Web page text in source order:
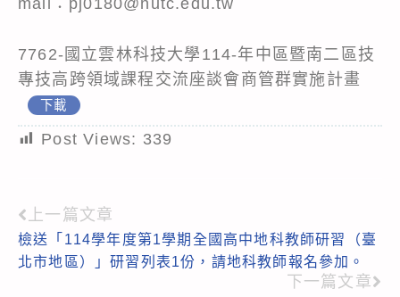
7762-國立雲林科技大學114-年中區暨南二區技
專技高跨領域課程交流座談會商管群實施計畫
下載
Post Views: 339
Read
more
上一篇文章
檢送「114學年度第1學期全國高中地科教師研習（臺
北市地區）」研習列表1份，請地科教師報名參加。
下一篇文章